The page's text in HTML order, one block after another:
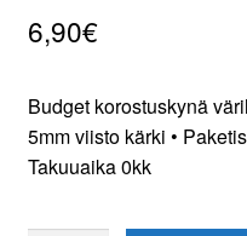
6,90€
Budget korostuskynä
5mm viisto kärki •
Takuuaika 0kk